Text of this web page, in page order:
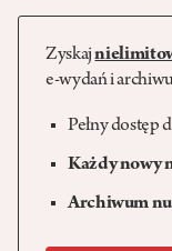
Zyskaj
e-wydań i
Pełny dostęp
Każdy nowy
Archiwum